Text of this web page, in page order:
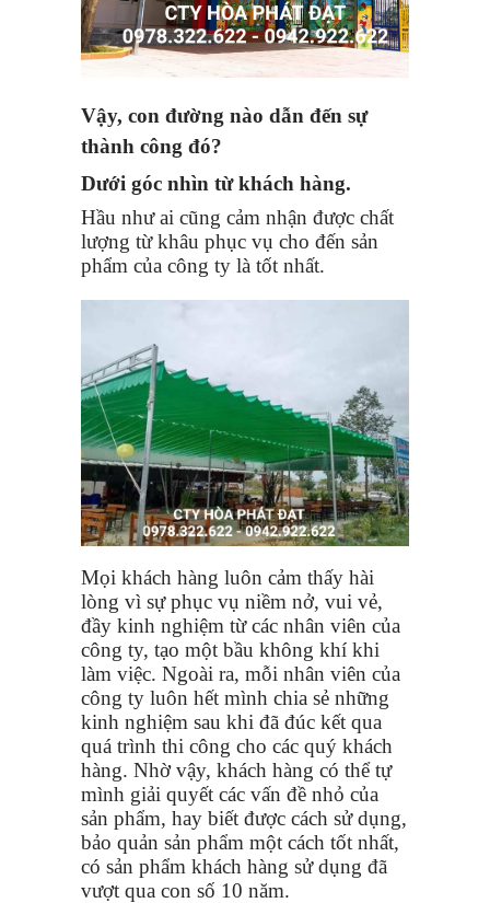
Vậy, con đường nào dẫn đến sự
thành công đó?
Dưới góc nhìn từ khách hàng.
Hầu như ai cũng cảm nhận được chất
lượng từ khâu phục vụ cho đến sản
phẩm của công ty là tốt nhất.
Mọi khách hàng luôn cảm thấy hài
lòng vì sự phục vụ niềm nở, vui vẻ,
đầy kinh nghiệm từ các nhân viên của
công ty, tạo một bầu không khí khi
làm việc. Ngoài ra, mỗi nhân viên của
công ty luôn hết mình chia sẻ những
kinh nghiệm sau khi đã đúc kết qua
quá trình thi công cho các quý khách
hàng. Nhờ vậy, khách hàng có thể tự
mình giải quyết các vấn đề nhỏ của
sản phẩm, hay biết được cách sử dụng,
bảo quản sản phẩm một cách tốt nhất,
có sản phẩm khách hàng sử dụng đã
vượt qua con số 10 năm.